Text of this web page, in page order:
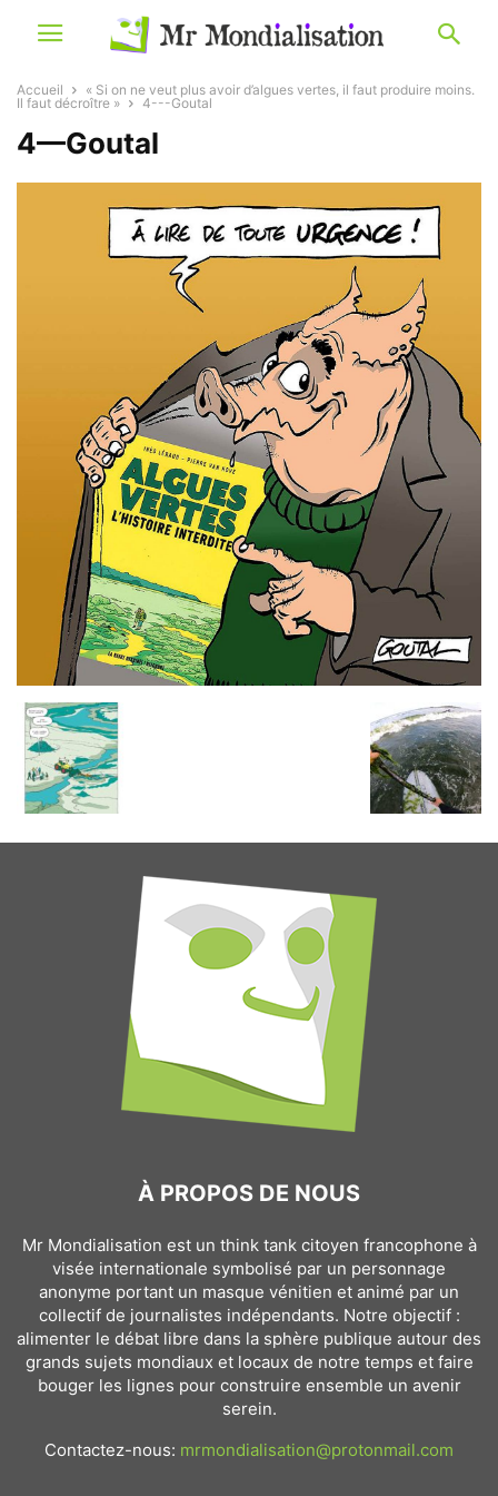
Accueil
« Si on ne veut plus avoir d’algues vertes, il faut produire moins.
Il faut décroître »
4---Goutal
4—Goutal
À PROPOS DE NOUS
Mr Mondialisation est un think tank citoyen francophone à
visée internationale symbolisé par un personnage
anonyme portant un masque vénitien et animé par un
collectif de journalistes indépendants. Notre objectif :
alimenter le débat libre dans la sphère publique autour des
grands sujets mondiaux et locaux de notre temps et faire
bouger les lignes pour construire ensemble un avenir
serein.
Contactez-nous: mrmondialisation@protonmail.com